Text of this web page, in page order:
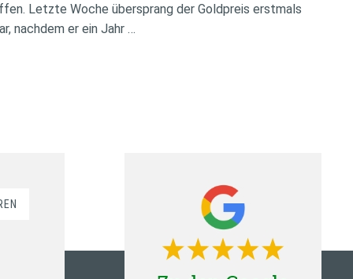
Letzte Woche übersprang der Goldpreis erstmals
nachdem er ein Jahr …